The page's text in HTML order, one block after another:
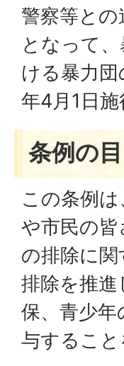
警察等と
となって
ける暴力
年4月1日施
条例の
この条例
や市民の
の排除に
排除を推
保、青少
与すること